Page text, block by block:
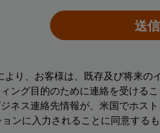
送信
り、お客様は、既存及び将来の
ング目的のために連絡を受ける
ネス連絡先情報が、米国でホス
ンに入力されることに同意するも